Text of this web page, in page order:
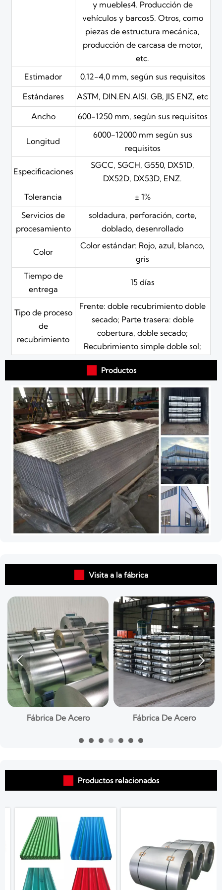
y muebles4. Producción de
vehículos y barcos5. Otros, como
piezas de estructura mecánica,
producción de carcasa de motor,
etc.
Estimador
0,12-4,0 mm, según sus requisitos
Estándares
ASTM, DIN.EN.AISI. GB, JIS ENZ, etc
Ancho
600-1250 mm, según sus requisitos
Longitud
6000-12000 mm según sus
requisitos
Especificaciones
SGCC, SGCH, G550, DX51D,
DX52D, DX53D, ENZ.
Tolerancia
± 1%
Servicios de
procesamiento
soldadura, perforación, corte,
doblado, desenrollado
Color
Color estándar: Rojo, azul, blanco,
gris
Tiempo de
entrega
15 días
Tipo de proceso
de
recubrimiento
Frente: doble recubrimiento doble
secado; Parte trasera: doble
cobertura, doble secado;
Recubrimiento simple doble sol;
Productos
Visita a la fábrica
De Acero Fábrica De Acero
 
Productos relacionados